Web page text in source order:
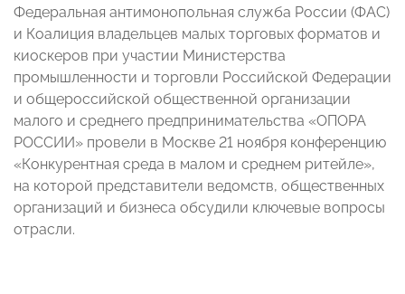
Федеральная антимонопольная служба России (ФАС)
и Коалиция владельцев малых торговых форматов и
киоскеров при участии Министерства
промышленности и торговли Российской Федерации
и общероссийской общественной организации
малого и среднего предпринимательства «ОПОРА
РОССИИ» провели в Москве 21 ноября конференцию
«Конкурентная среда в малом и среднем ритейле»,
на которой представители ведомств, общественных
организаций и бизнеса обсудили ключевые вопросы
отрасли.